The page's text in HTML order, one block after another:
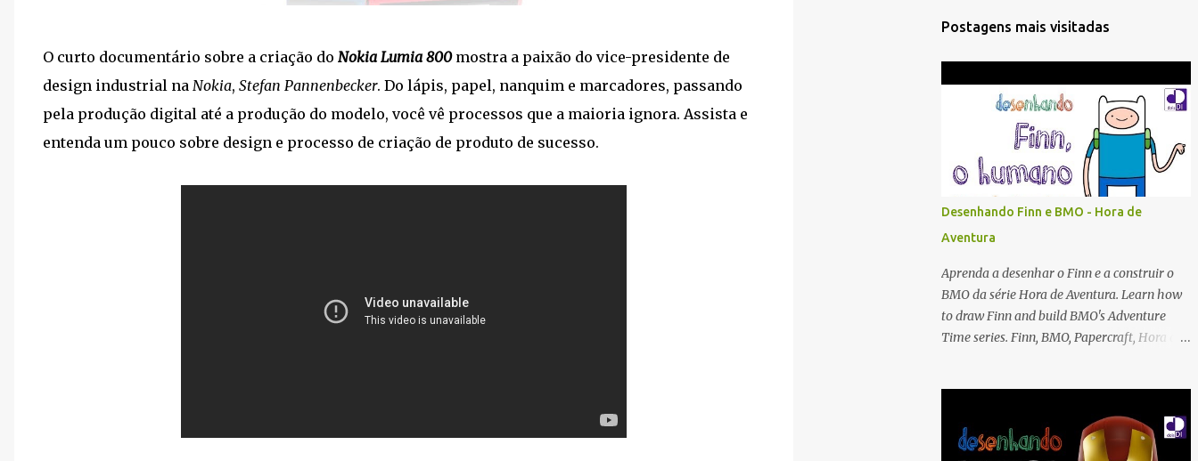
O curto documentário sobre a criação do Nokia Lumia 800mostra a paixão do vice-presidente de
design industrial na Nokia, Stefan Pannenbecker. Do lápis, papel, nanquim e marcadores, passando
pela produção digital até a produção do modelo, você vê processos que a maioria ignora. Assista e
entenda um pouco sobre design e processo de criação de produto de sucesso.
Postagens mais visitadas
Desenhando Finn e BMO - Hora de
Aventura
Aprenda a desenhar o Finn e a construir o
BMO da série Hora de Aventura. Learn how
to draw Finn and build BMO's Adventure
Time series. Finn, BMO, Papercraft, Hora de